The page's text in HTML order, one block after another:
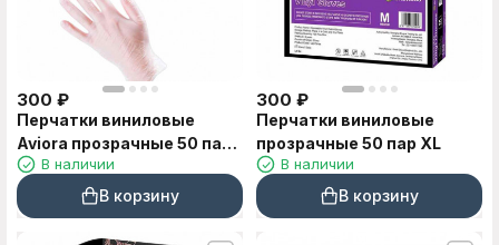
300 ₽
Перчатки виниловые
Aviora прозрачные 50 пар
L
В наличии
В корзину
300 ₽
Перчатки виниловые
прозрачные 50 пар XL
В наличии
В корзину